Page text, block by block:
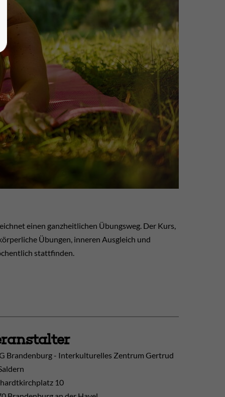
einen ganzheitlichen Übungsweg. Der Kurs,
Übungen, inneren Ausgleich und
stattfinden.
Brandenburg - Interkulturelles Zentrum Gertrud
10